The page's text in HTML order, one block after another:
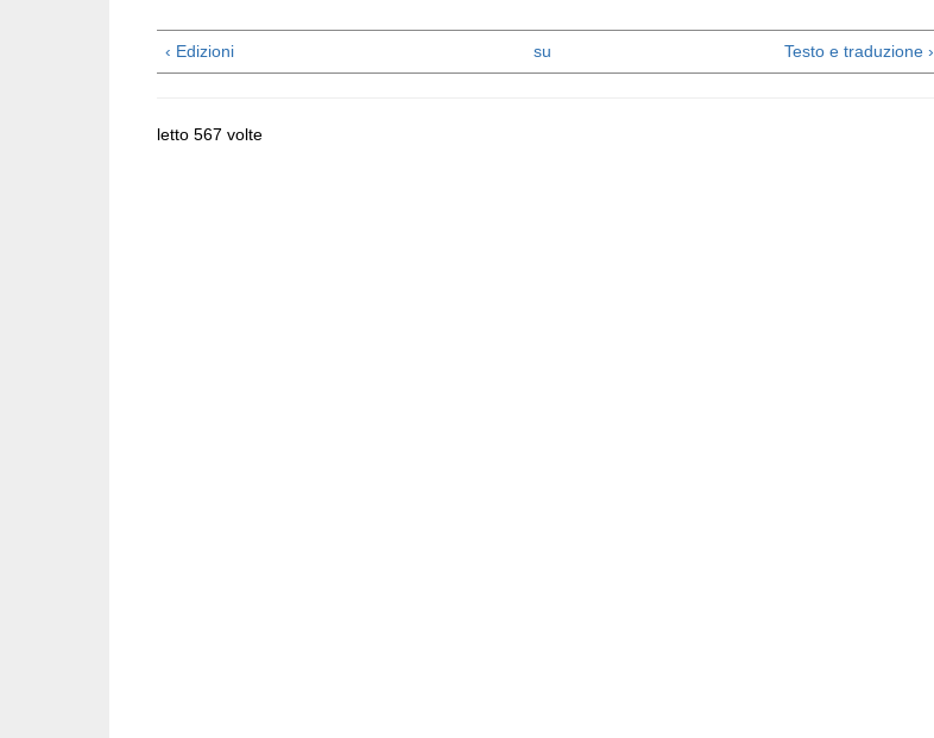
‹ Edizioni su Testo e traduzione ›
letto 567 volte